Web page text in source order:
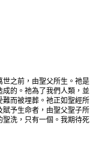
之前，由聖父所生。祂是
的。祂為了我們人類，並
而被埋葬。祂正如聖經所
予生命者，由聖父聖子所
洗，只有一個。我期待死